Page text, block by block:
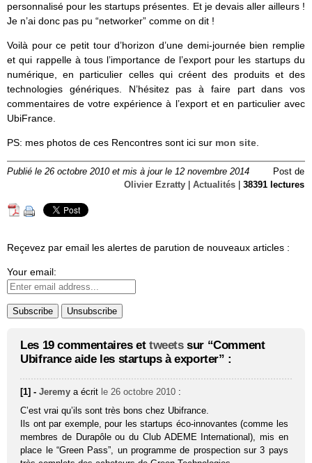
personnalisé pour les startups présentes. Et je devais aller ailleurs !
Je n’ai donc pas pu “networker” comme on dit !
Voilà pour ce petit tour d’horizon d’une demi-journée bien remplie
et qui rappelle à tous l’importance de l’export pour les startups du
numérique, en particulier celles qui créent des produits et des
technologies génériques. N’hésitez pas à faire part dans vos
commentaires de votre expérience à l’export et en particulier avec
UbiFrance.
PS: mes photos de ces Rencontres sont ici sur mon site.
Publié le 26 octobre 2010 et mis à jour le 12 novembre 2014
Post de
Olivier Ezratty
Actualités 38391 lectures
Reçevez par email les alertes de parution de nouveaux articles :
Your email:
Les 19 commentaires et tweetssur “Comment
Ubifrance aide les startups à exporter” :
[1] -Jeremy a écrit le 26 octobre 2010 :
C’est vrai qu’ils sont très bons chez Ubifrance.
Ils ont par exemple, pour les startups éco-innovantes (comme les
membres de Durapôle ou du Club ADEME International), mis en
place le “Green Pass”, un programme de prospection sur 3 pays